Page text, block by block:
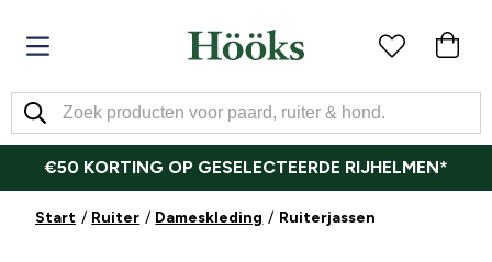
€50 KORTING OP GESELECTEERDE RIJHELMEN*
Start Ruiter Dameskleding Ruiterjassen